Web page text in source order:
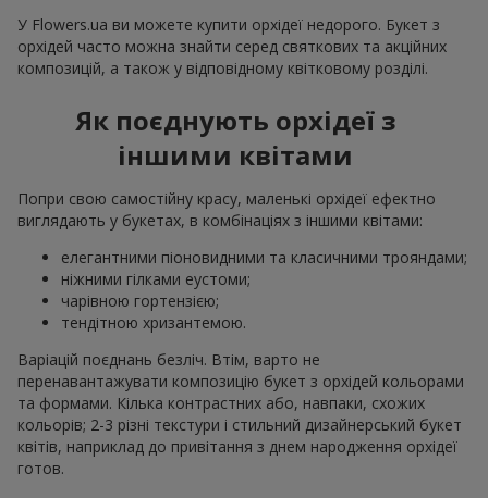
У Flowers.ua ви можете купити орхідеї недорого. Букет з
орхідей часто можна знайти серед святкових та акційних
композицій, а також у відповідному квітковому розділі.
Як поєднують орхідеї з
іншими квітами
Попри свою самостійну красу, маленькі орхідеї ефектно
виглядають у букетах, в комбінаціях з іншими квітами:
елегантними піоновидними та класичними трояндами;
ніжними гілками еустоми;
чарівною гортензією;
тендітною хризантемою.
Варіацій поєднань безліч. Втім, варто не
перенавантажувати композицію букет з орхідей кольорами
та формами. Кілька контрастних або, навпаки, схожих
кольорів; 2-3 різні текстури і стильний дизайнерський букет
квітів, наприклад до привітання з днем народження орхідеї
готов.